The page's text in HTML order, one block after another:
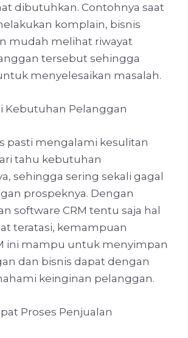
dibutuhkan. Contohnya saat
komplain, bisnis
mudah melihat riwayat
tersebut sehingga
menyelesaikan masalah.
Kebutuhan Pelanggan
pasti mengalami kesulitan
tahu kebutuhan
sehingga sering sekali gagal
prospeknya. Dengan
software CRM tentu saja hal
teratasi, kemampuan
ini mampu untuk menyimpan
dan bisnis dapat dengan
keinginan pelanggan.
Proses Penjualan